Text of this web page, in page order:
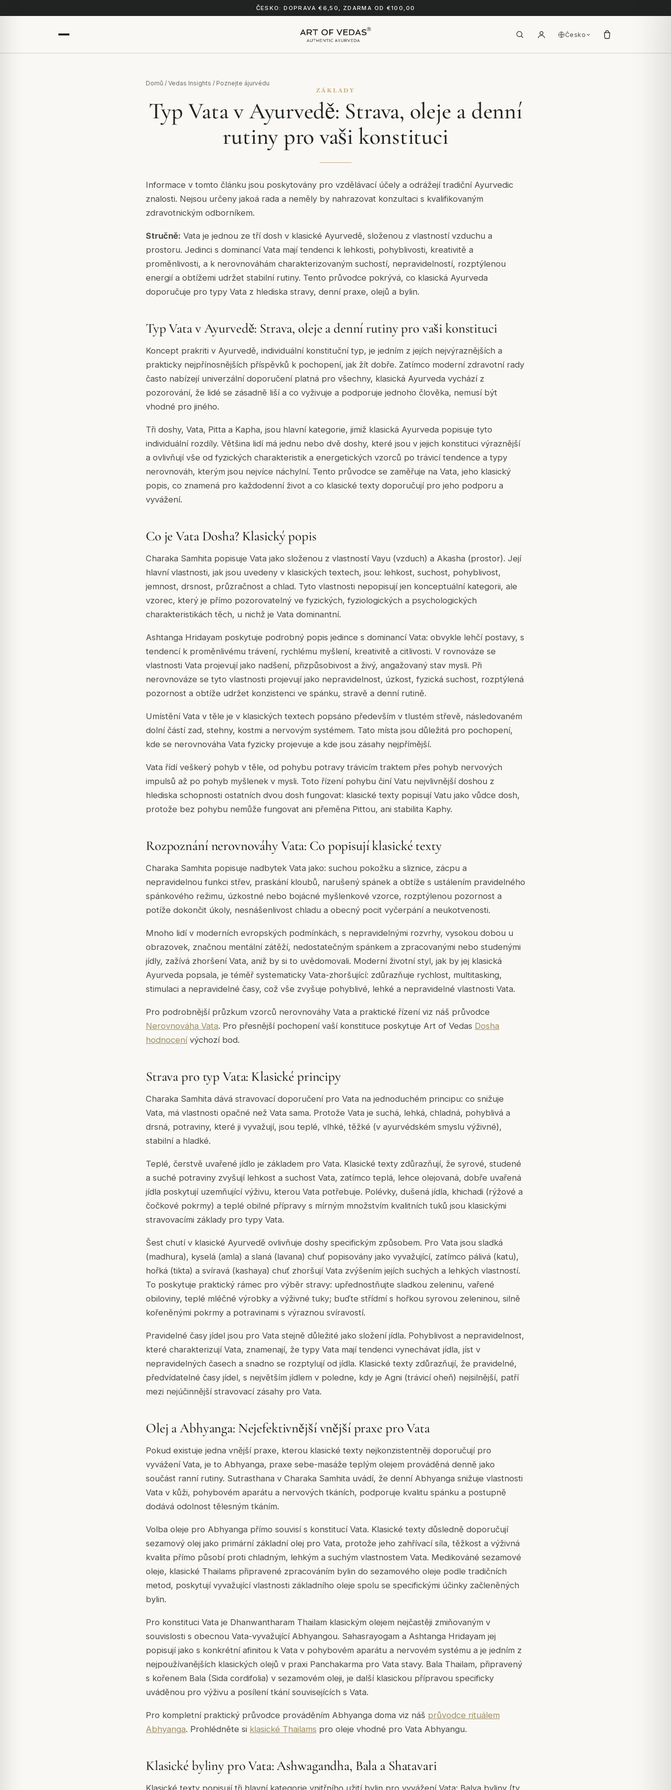
ČESKO: DOPRAVA €6,50, ZDARMA OD €100,00
Česko
Domů / Vedas Insights / Poznejte ájurvédu
ZÁKLADY
Typ Vata v Ayurvedě: Strava, oleje a denní
rutiny pro vaši konstituci
Informace v tomto článku jsou poskytovány pro vzdělávací účely a odrážejí tradiční Ayurvedic
znalosti. Nejsou určeny jakoá rada a neměly by nahrazovat konzultaci s kvalifikovaným
zdravotnickým odborníkem.
Stručně: Vata je jednou ze tří dosh v klasické Ayurvedě, složenou z vlastností vzduchu a
prostoru. Jedinci s dominancí Vata mají tendenci k lehkosti, pohyblivosti, kreativitě a
proměnlivosti, a k nerovnováhám charakterizovaným suchostí, nepravidelností, rozptýlenou
energií a obtížemi udržet stabilní rutiny. Tento průvodce pokrývá, co klasická Ayurveda
doporučuje pro typy Vata z hlediska stravy, denní praxe, olejů a bylin.
Typ Vata v Ayurvedě: Strava, oleje a denní rutiny pro vaši konstituci
Koncept prakriti v Ayurvedě, individuální konstituční typ, je jedním z jejích nejvýraznějších a
prakticky nejpřínosnějších příspěvků k pochopení, jak žít dobře. Zatímco moderní zdravotní rady
často nabízejí univerzální doporučení platná pro všechny, klasická Ayurveda vychází z
pozorování, že lidé se zásadně liší a co vyživuje a podporuje jednoho člověka, nemusí být
vhodné pro jiného.
Tři doshy, Vata, Pitta a Kapha, jsou hlavní kategorie, jimiž klasická Ayurveda popisuje tyto
individuální rozdíly. Většina lidí má jednu nebo dvě doshy, které jsou v jejich konstituci výraznější
a ovlivňují vše od fyzických charakteristik a energetických vzorců po trávicí tendence a typy
nerovnováh, kterým jsou nejvíce náchylní. Tento průvodce se zaměřuje na Vata, jeho klasický
popis, co znamená pro každodenní život a co klasické texty doporučují pro jeho podporu a
vyvážení.
Co je Vata Dosha? Klasický popis
Charaka Samhita popisuje Vata jako složenou z vlastností Vayu (vzduch) a Akasha (prostor). Její
hlavní vlastnosti, jak jsou uvedeny v klasických textech, jsou: lehkost, suchost, pohyblivost,
jemnost, drsnost, průzračnost a chlad. Tyto vlastnosti nepopisují jen konceptuální kategorii, ale
vzorec, který je přímo pozorovatelný ve fyzických, fyziologických a psychologických
charakteristikách těch, u nichž je Vata dominantní.
Ashtanga Hridayam poskytuje podrobný popis jedince s dominancí Vata: obvykle lehčí postavy, s
tendencí k proměnlivému trávení, rychlému myšlení, kreativitě a citlivosti. V rovnováze se
vlastnosti Vata projevují jako nadšení, přizpůsobivost a živý, angažovaný stav mysli. Při
nerovnováze se tyto vlastnosti projevují jako nepravidelnost, úzkost, fyzická suchost, rozptýlená
pozornost a obtíže udržet konzistenci ve spánku, stravě a denní rutině.
Umístění Vata v těle je v klasických textech popsáno především v tlustém střevě, následovaném
dolní částí zad, stehny, kostmi a nervovým systémem. Tato místa jsou důležitá pro pochopení,
kde se nerovnováha Vata fyzicky projevuje a kde jsou zásahy nejpřímější.
Vata řídí veškerý pohyb v těle, od pohybu potravy trávicím traktem přes pohyb nervových
impulsů až po pohyb myšlenek v mysli. Toto řízení pohybu činí Vatu nejvlivnější doshou z
hlediska schopnosti ostatních dvou dosh fungovat: klasické texty popisují Vatu jako vůdce dosh,
protože bez pohybu nemůže fungovat ani přeměna Pittou, ani stabilita Kaphy.
Rozpoznání nerovnováhy Vata: Co popisují klasické texty
Charaka Samhita popisuje nadbytek Vata jako: suchou pokožku a sliznice, zácpu a
nepravidelnou funkci střev, praskání kloubů, narušený spánek a obtíže s ustálením pravidelného
spánkového režimu, úzkostné nebo bojácné myšlenkové vzorce, rozptýlenou pozornost a
potíže dokončit úkoly, nesnášenlivost chladu a obecný pocit vyčerpání a neukotvenosti.
Mnoho lidí v moderních evropských podmínkách, s nepravidelnými rozvrhy, vysokou dobou u
obrazovek, značnou mentální zátěží, nedostatečným spánkem a zpracovanými nebo studenými
jídly, zažívá zhoršení Vata, aniž by si to uvědomovali. Moderní životní styl, jak by jej klasická
Ayurveda popsala, je téměř systematicky Vata-zhoršující: zdůrazňuje rychlost, multitasking,
stimulaci a nepravidelné časy, což vše zvyšuje pohyblivé, lehké a nepravidelné vlastnosti Vata.
Pro podrobnější průzkum vzorců nerovnováhy Vata a praktické řízení viz náš průvodce
Nerovnováha Vata. Pro přesnější pochopení vaší konstituce poskytuje Art of Vedas Dosha
hodnocenívýchozí bod.
Strava pro typ Vata: Klasické principy
Charaka Samhita dává stravovací doporučení pro Vata na jednoduchém principu: co snižuje
Vata, má vlastnosti opačné než Vata sama. Protože Vata je suchá, lehká, chladná, pohyblivá a
drsná, potraviny, které ji vyvažují, jsou teplé, vlhké, těžké (v ayurvédském smyslu výživné),
stabilní a hladké.
Teplé, čerstvě uvařené jídlo je základem pro Vata. Klasické texty zdůrazňují, že syrové, studené
a suché potraviny zvyšují lehkost a suchost Vata, zatímco teplá, lehce olejovaná, dobře uvařená
jídla poskytují uzemňující výživu, kterou Vata potřebuje. Polévky, dušená jídla, khichadi (rýžové a
čočkové pokrmy) a teplé obilné přípravy s mírným množstvím kvalitních tuků jsou klasickými
stravovacími základy pro typy Vata.
Šest chutí v klasické Ayurvedě ovlivňuje doshy specifickým způsobem. Pro Vata jsou sladká
(madhura), kyselá (amla) a slaná (lavana) chuť popisovány jako vyvažující, zatímco pálivá (katu),
hořká (tikta) a svíravá (kashaya) chuť zhoršují Vata zvýšením jejích suchých a lehkých vlastností.
To poskytuje praktický rámec pro výběr stravy: upřednostňujte sladkou zeleninu, vařené
obiloviny, teplé mléčné výrobky a výživné tuky; buďte střídmí s hořkou syrovou zeleninou, silně
kořeněnými pokrmy a potravinami s výraznou svíravostí.
Pravidelné časy jídel jsou pro Vata stejně důležité jako složení jídla. Pohyblivost a nepravidelnost,
které charakterizují Vata, znamenají, že typy Vata mají tendenci vynechávat jídla, jíst v
nepravidelných časech a snadno se rozptylují od jídla. Klasické texty zdůrazňují, že pravidelné,
předvídatelné časy jídel, s největším jídlem v poledne, kdy je Agni (trávicí oheň) nejsilnější, patří
mezi nejúčinnější stravovací zásahy pro Vata.
Olej a Abhyanga: Nejefektivnější vnější praxe pro Vata
Pokud existuje jedna vnější praxe, kterou klasické texty nejkonzistentněji doporučují pro
vyvážení Vata, je to Abhyanga, praxe sebe-masáže teplým olejem prováděná denně jako
součást ranní rutiny. Sutrasthana v Charaka Samhita uvádí, že denní Abhyanga snižuje vlastnosti
Vata v kůži, pohybovém aparátu a nervových tkáních, podporuje kvalitu spánku a postupně
dodává odolnost tělesným tkáním.
Volba oleje pro Abhyanga přímo souvisí s konstitucí Vata. Klasické texty důsledně doporučují
sezamový olej jako primární základní olej pro Vata, protože jeho zahřívací síla, těžkost a výživná
kvalita přímo působí proti chladným, lehkým a suchým vlastnostem Vata. Medikováné sezamové
oleje, klasické Thailams připravené zpracováním bylin do sezamového oleje podle tradičních
metod, poskytují vyvažující vlastnosti základního oleje spolu se specifickými účinky začleněných
bylin.
Pro konstituci Vata je Dhanwantharam Thailam klasickým olejem nejčastěji zmiňovaným v
souvislosti s obecnou Vata-vyvažující Abhyangou. Sahasrayogam a Ashtanga Hridayam jej
popisují jako s konkrétní afinitou k Vata v pohybovém aparátu a nervovém systému a je jedním z
nejpoužívanějších klasických olejů v praxi Panchakarma pro Vata stavy. Bala Thailam, připravený
s kořenem Bala (Sida cordifolia) v sezamovém oleji, je další klasickou přípravou specificky
uváděnou pro výživu a posílení tkání souvisejících s Vata.
Pro kompletní praktický průvodce prováděním Abhyanga doma viz náš průvodce rituálem
Abhyanga. Prohlédněte si klasické Thailams pro oleje vhodné pro Vata Abhyangu.
Klasické byliny pro Vata: Ashwagandha, Bala a Shatavari
Klasické texty popisují tři hlavní kategorie vnitřního užití bylin pro vyvážení Vata: Balya byliny (ty,